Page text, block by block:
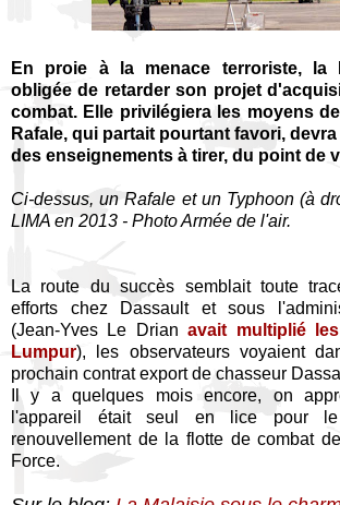
En proie à la menace terroriste, la
obligée de retarder son projet
combat. Elle privilégiera les moyens
Rafale, qui partait pourtant favori, devra
des enseignements à tirer, du point de
Ci-dessus, un Rafale et un Typhoon (à
LIMA en 2013 - Photo Armée de l'air.
La route du succès semblait toute
efforts chez Dassault et sous
(Jean-Yves Le Drianavait multiplié
Lumpur), les observateurs voyaient
prochain contrat export de chasseur
Il y a quelques mois encore, on
l'appareil était seul en lice pour le
renouvellement de la flotte de combat
Force.